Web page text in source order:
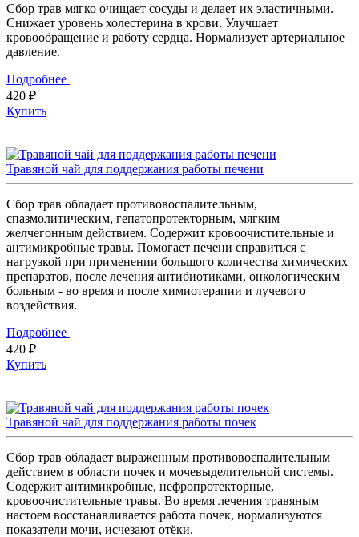
Сбор трав мягко очищает сосуды и делает их эластичными.
Снижает уровень холестерина в крови. Улучшает
кровообращение и работу сердца. Нормализует артериальное
давление.
Подробнее
420 ₽
Купить
Травяной чай для поддержания работы печени
Сбор трав обладает противовоспалительным,
спазмолитическим, гепатопротекторным, мягким
желчегонным действием. Содержит кровоочистительные и
антимикробные травы. Помогает печени справиться с
нагрузкой при применении большого количества химических
препаратов, после лечения антибиотиками, онкологическим
больным - во время и после химиотерапии и лучевого
воздействия.
Подробнее
420 ₽
Купить
Травяной чай для поддержания работы почек
Сбор трав обладает выраженным противовоспалительным
действием в области почек и мочевыделительной системы.
Содержит антимикробные, нефропротекторные,
кровоочистительные травы. Во время лечения травяным
настоем восстанавливается работа почек, нормализуются
показатели мочи, исчезают отёки.